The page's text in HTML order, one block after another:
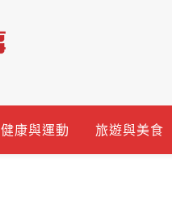
健康與運動 旅遊與美食